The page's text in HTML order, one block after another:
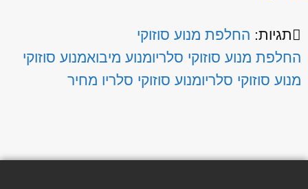
תגיות: החלפת מנוע סוזוקי
החלפת מנוע סוזוקי סלריומנוע מיבואמנוע סוזוקי
מנוע סוזוקי סלריומנוע סוזוקי סלריו מחיר